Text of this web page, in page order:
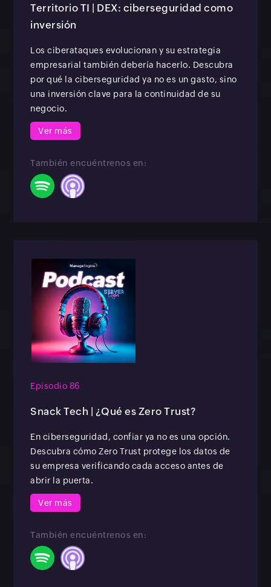
Territorio TI | DEX: ciberseguridad como
inversión
Los ciberataques evolucionan y su estrategia
empresarial también debería hacerlo. Descubra
por qué la ciberseguridad ya no es un gasto, sino
una inversión clave para la continuidad de su
negocio.
Ver más
También encuéntrenos en:
Episodio 86
Snack Tech | ¿Qué es Zero Trust?
En ciberseguridad, confiar ya no es una opción.
Descubra cómo Zero Trust protege los datos de
su empresa verificando cada acceso antes de
abrir la puerta.
Ver más
También encuéntrenos en: